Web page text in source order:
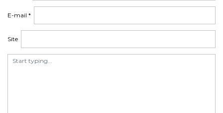
E-mail *
Site